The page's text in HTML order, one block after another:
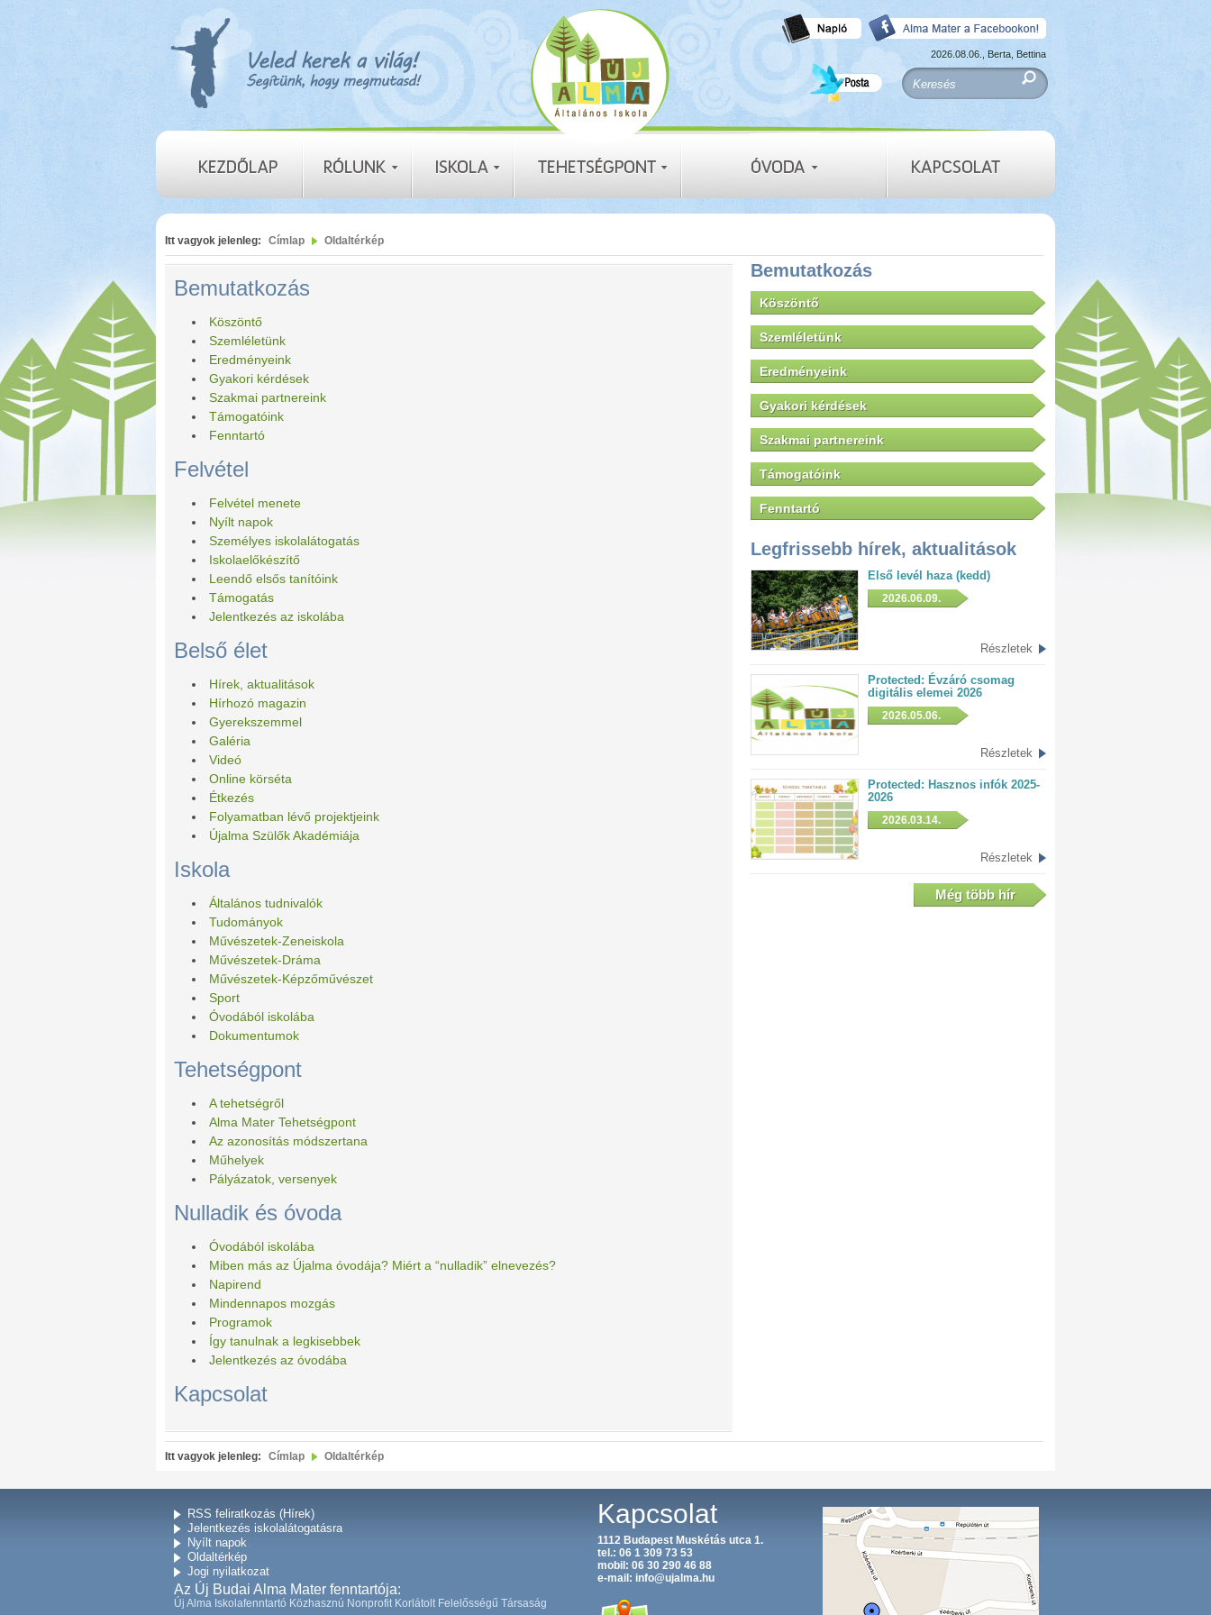
2026.08.06., Berta, Bettina
Itt vagyok jelenleg: Címlap Oldaltérkép
Bemutatkozás
Köszöntő
Szemléletünk
Eredményeink
Gyakori kérdések
Szakmai partnereink
Támogatóink
Fenntartó
Felvétel
Felvétel menete
Nyílt napok
Személyes iskolalátogatás
Iskolaelőkészítő
Leendő elsős tanítóink
Támogatás
Jelentkezés az iskolába
Belső élet
Hírek, aktualitások
Hírhozó magazin
Gyerekszemmel
Galéria
Videó
Online körséta
Étkezés
Folyamatban lévő projektjeink
Újalma Szülők Akadémiája
Iskola
Általános tudnivalók
Tudományok
Művészetek-Zeneiskola
Művészetek-Dráma
Művészetek-Képzőművészet
Sport
Óvodából iskolába
Dokumentumok
Tehetségpont
A tehetségről
Alma Mater Tehetségpont
Az azonosítás módszertana
Műhelyek
Pályázatok, versenyek
Nulladik és óvoda
Óvodából iskolába
Miben más az Újalma óvodája? Miért a “nulladik” elnevezés?
Napirend
Mindennapos mozgás
Programok
Így tanulnak a legkisebbek
Jelentkezés az óvodába
Kapcsolat
Bemutatkozás
Köszöntő
Szemléletünk
Eredményeink
Gyakori kérdések
Szakmai partnereink
Támogatóink
Fenntartó
Legfrissebb hírek, aktualitások
Első levél haza (kedd)
2026.06.09.
Részletek
Protected: Évzáró csomag
digitális elemei 2026
2026.05.06.
Részletek
Protected: Hasznos infók 2025-
2026
2026.03.14.
Részletek
Még több hír
Itt vagyok jelenleg: Címlap Oldaltérkép
RSS feliratkozás (Hírek)
Jelentkezés iskolalátogatásra
Nyílt napok
Oldaltérkép
Jogi nyilatkozat
Az Új Budai Alma Mater fenntartója:
Új Alma Iskolafenntartó Közhasznú Nonprofit Korlátolt Felelősségű Társaság
Kapcsolat
1112 Budapest Muskétás utca 1.
tel.: 06 1 309 73 53
mobil: 06 30 290 46 88
e-mail: info@ujalma.hu